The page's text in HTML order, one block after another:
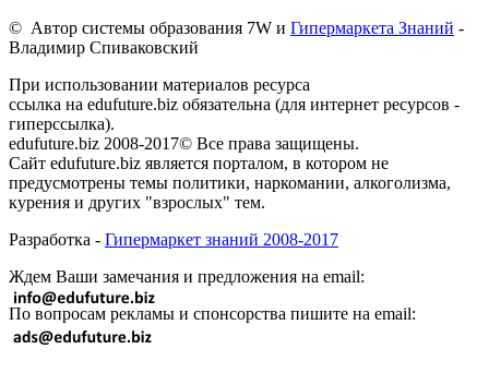
© Автор системы образования 7W и Гипермаркета Знаний -
Владимир Спиваковский
При использовании материалов ресурса
ссылка на edufuture.biz обязательна (для интернет ресурсов -
гиперссылка).
edufuture.biz 2008-2017© Все права защищены.
Сайт edufuture.biz является порталом, в котором не
предусмотрены темы политики, наркомании, алкоголизма,
курения и других "взрослых" тем.
Разработка - Гипермаркет знаний 2008-2017
Ждем Ваши замечания и предложения на email:
По вопросам рекламы и спонсорства пишите на email: